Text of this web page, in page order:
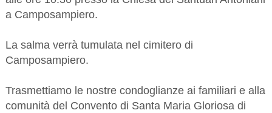
a Camposampiero.
La salma verrà tumulata nel cimitero di
Camposampiero.
Trasmettiamo le nostre condoglianze ai familiari e alla
comunità del Convento di Santa Maria Gloriosa di